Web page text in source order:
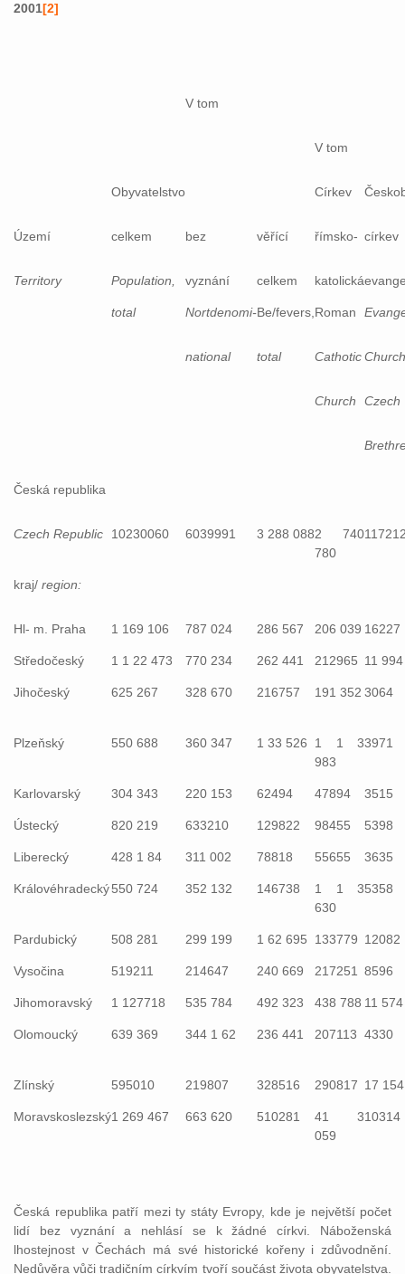
2001[2]
V tom
V tom
Obyvatelstvo Církev
Území celkem bez věřící římsko- církev
Territory Population, vyznání celkem katolická
total Nortdenomi-Be/fevers, Roman
national total Cathotic
Church Czech
Česká republika
Czech Republic 10230060 6039991 3 288 0882 740
780
kraj/ region:
Hl- m. Praha 1 169 106 787 024 286 567 206 039 16227
Středočeský 1 1 22 473 770 234 262 441 212965 11 994
Jihočeský 625 267 328 670 216757 191 352 3064
Plzeňský 550 688 360 347 1 33 526
1 1 3
983
3971
Karlovarský 304 343 220 153 62494 47894 3515
Ústecký 820 219 633210 129822 98455 5398
Liberecký 428 1 84 311 002 78818 55655 3635
Královéhradecký550 724 352 132 146738
1 1 3
630
5358
Pardubický 508 281 299 199 1 62 695 133779 12082
Vysočina 519211 214647 240 669 217251 8596
Jihomoravský 1 127718 535 784 492 323 438 788 11 574
Olomoucký 639 369 344 1 62 236 441 207113 4330
Zlínský 595010 219807 328516 290817 17 154
Moravskoslezský1 269 467 663 620 510281
41 3
059
10314
Česká republika patří mezi ty státy Evropy, kde je největší počet
lidí bez vyznání a nehlásí se k žádné církvi. Náboženská
lhostejnost v Čechách má své historické kořeny i zdůvodnění.
Nedůvěra vůči tradičním církvím tvoří součást života obyvatelstva.